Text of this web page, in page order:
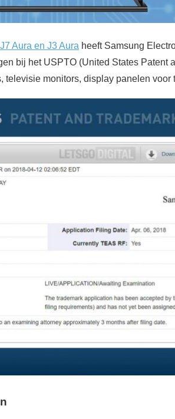
Aura en J3 Aura heeft Samsung
bij het USPTO (United States Patent
televisie monitors, display panelen voor